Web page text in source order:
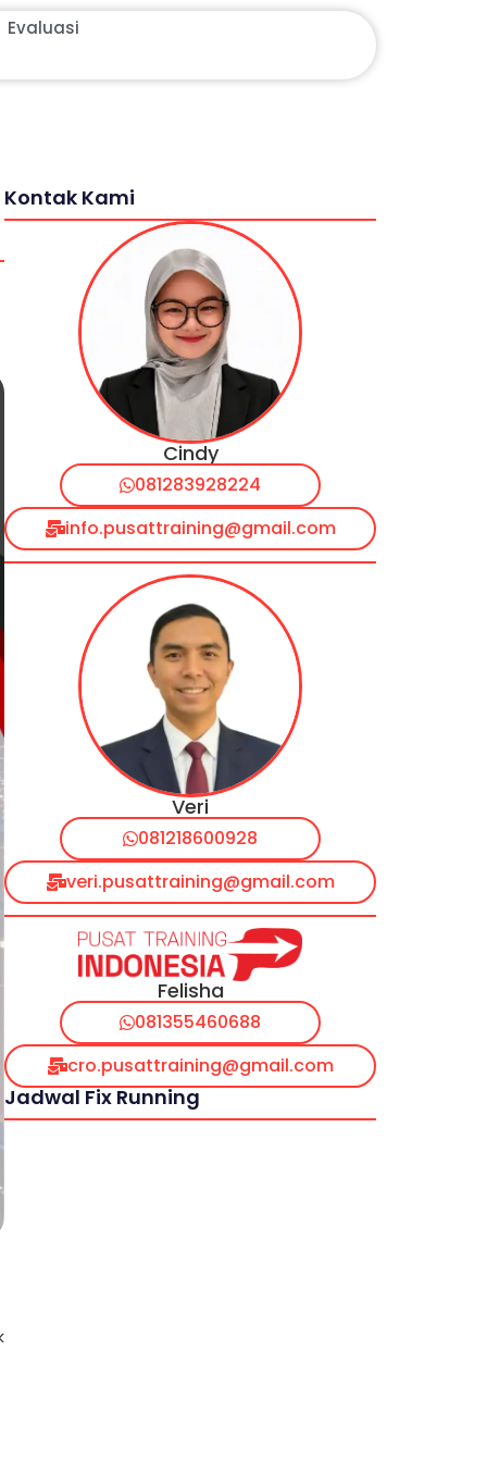
Evaluasi
Kontak Kami
Cindy
081283928224
info.pusattraining@gmail.com
Veri
081218600928
veri.pusattraining@gmail.com
Felisha
081355460688
cro.pusattraining@gmail.com
Jadwal Fix Running